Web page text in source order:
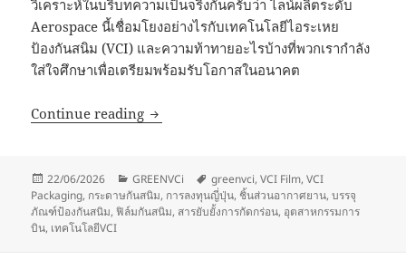
วิเคราะห์ในบริบทความเป็นจริงกันครับว่า ไลน์ผลิตระดับ
Aerospace นี้เชื่อมโยงอย่างไรกับเทคโนโลยีไอระเหย
ป้องกันสนิม (VCI) และความท้าทายอะไรบ้างที่พวกเรากำลัง
ใส่ใจศึกษาเพื่อเตรียมพร้อมรับโอกาสในอนาคต
Continue reading วิเคราะห์เทรนด์ชิ้นส่วนอากาศยานไทย: โ
Posted
on
22/06/2026 Categories
GREENVCi Tags
greenvci,VCI Film,VCI
Packaging, กระดาษกันสนิม, การลงทุนญี่ปุ่น, ชิ้นส่วนอากาศยาน,บรรจุ
ภัณฑ์ป้องกันสนิม,ฟิล์มกันสนิม, สารยับยั้งการกัดกร่อน, อุตสาหกรรมการ
บิน, เทคโนโลยีVCI